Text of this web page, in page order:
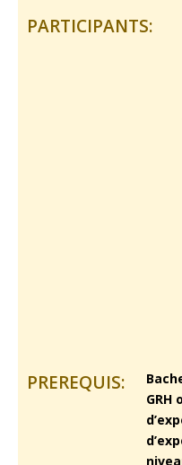
PARTICIPANTS:
PREREQUIS:
GRH